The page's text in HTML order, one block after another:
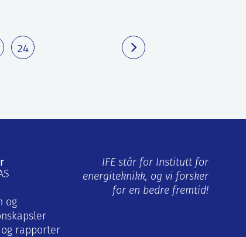
24
og
og rapporter
IFE står for Institutt for
energiteknikk, og vi forsker
for en bedre fremtid!